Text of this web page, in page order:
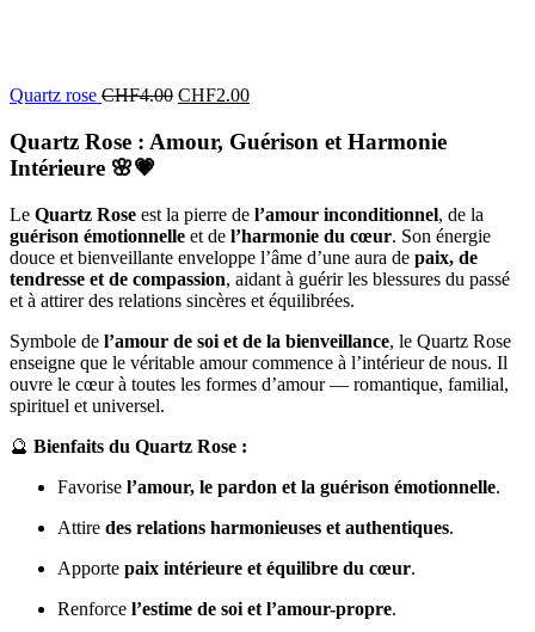
Quartz rose CHF4.00 CHF2.00
Quartz Rose : Amour, Guérison et Harmonie
Intérieure 🌸💗
Le Quartz Rose est la pierre de l’amour inconditionnel, de la
guérison émotionnelle et de l’harmonie du cœur. Son énergie
douce et bienveillante enveloppe l’âme d’une aura de paix, de
tendresse et de compassion, aidant à guérir les blessures du passé
et à attirer des relations sincères et équilibrées.
Symbole de l’amour de soi et de la bienveillance, le Quartz Rose
enseigne que le véritable amour commence à l’intérieur de nous. Il
ouvre le cœur à toutes les formes d’amour — romantique, familial,
spirituel et universel.
🔮 Bienfaits du Quartz Rose :
Favorise l’amour, le pardon et la guérison émotionnelle.
Attire des relations harmonieuses et authentiques.
Apporte paix intérieure et équilibre du cœur.
Renforce l’estime de soi et l’amour-propre.